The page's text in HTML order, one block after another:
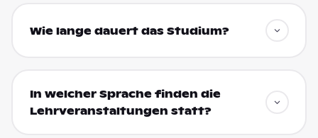
Wie lange dauert das Studium?
In welcher Sprache finden die
Lehrveranstaltungen statt?